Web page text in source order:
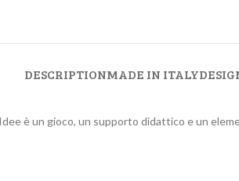
DESCRIPTIONMADE IN ITALY
è un gioco, un supporto didattico e un